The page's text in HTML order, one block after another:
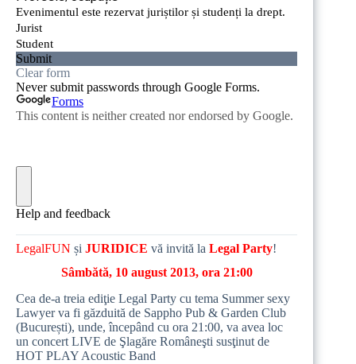
LegalFUN și JURIDICE vă invită la Legal Party!
Sâmbătă, 10 august 2013, ora 21:00
Cea de-a treia ediţie Legal Party cu tema Summer sexy
Lawyer va fi găzduită de Sappho Pub & Garden Club
(București), unde, începând cu ora 21:00, va avea loc
un concert LIVE de Şlagăre Româneşti susţinut de
HOT PLAY Acoustic Band